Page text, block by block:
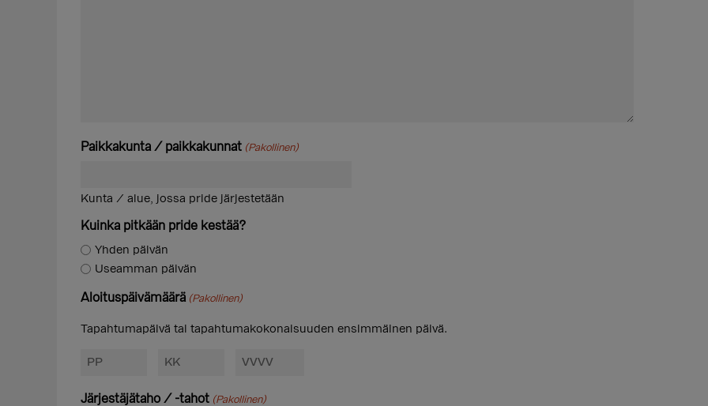
Paikkakunta / paikkakunnat (Pakollinen)
Kunta / alue, jossa pride järjestetään
Kuinka pitkään pride kestää?
Yhden päivän
Useamman päivän
Aloituspäivämäärä (Pakollinen)
Tapahtumapäivä tai tapahtumakokonaisuuden ensimmäinen päivä.
Järjestäjätaho / -tahot (Pakollinen)